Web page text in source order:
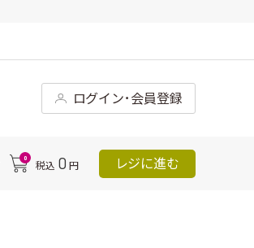
ログイン･会員登録
0
税込 0 円 レジに進む